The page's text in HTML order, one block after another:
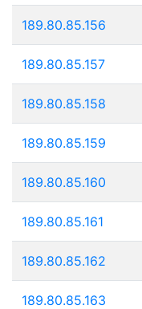
189.80.85.156
189.80.85.157
189.80.85.158
189.80.85.159
189.80.85.160
189.80.85.161
189.80.85.162
189.80.85.163